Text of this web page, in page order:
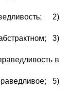
2)
3)
в
5)